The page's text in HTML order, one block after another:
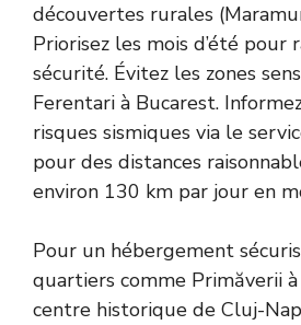
découvertes rurales
Priorisez les mois d’été pour
sécurité. Évitez les zones
Ferentari à Bucarest.
risques sismiques via le
pour des distances
environ 130 km par jour en
Pour un hébergement
quartiers comme Primăverii
centre historique de Cluj-